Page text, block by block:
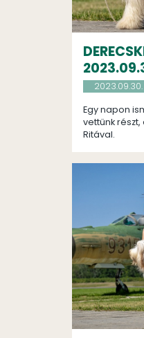
2023.09.30.
Egy napon
vettünk
Ritával.